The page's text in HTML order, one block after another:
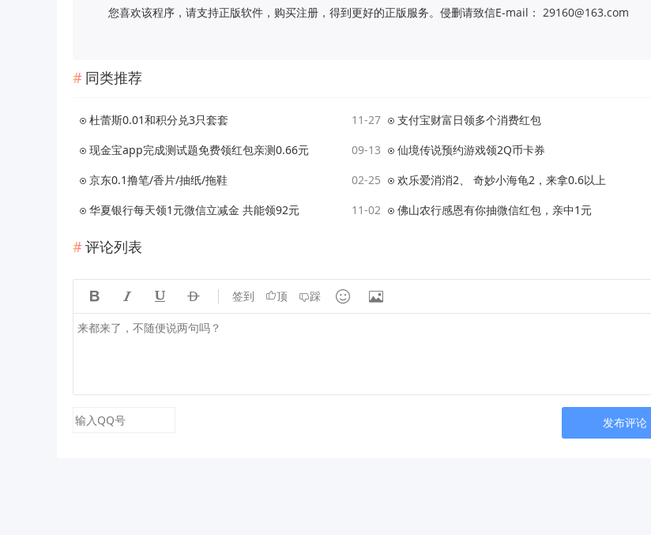
您喜欢该程序，请支持正版软件，购买注册，得到更好的正版服务。侵删请致信E-mail： 29160@163.com
同类推荐
杜蕾斯0.01和积分兑3只套套 11-27 支付宝财富日领多个消费红包
现金宝app完成测试题免费领红包亲测0.66元
09-13 仙境传说预约游戏领2Q币卡券
京东0.1撸笔/香片/抽纸/拖鞋
02-25 欢乐爱消消2、 奇妙小海龟2，来拿0.6以上
华夏银行每天领1元微信立减金 共能领92元
11-02 佛山农行感恩有你抽微信红包，亲中1元
评论列表
    签到 顶 踩  
发布评论